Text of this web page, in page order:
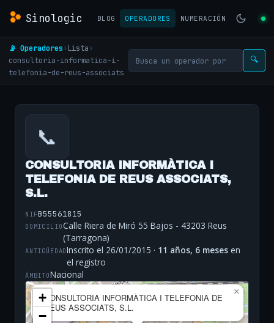
Sinologic BLOG OPERADORES NUMERACIÓN
📡 Operadores› Lista›
consultoria-informatica-i-
telefonia-de-reus-associats
🔍
📞
CONSULTORIA INFORMÀTICA I
TELEFONIA DE REUS ASSOCIATS,
S.L.
NIFB55561815
DOMICILIOCalle Riera de Miró 55 Bajos - 43203 Reus
(Tarragona)
ANTIGÜEDADInscrito el 26/01/2015 · 11 años, 6 meses en
el registro
ÁMBITONacional
CONSULTORIA INFORMÀTICA I TELEFONIA DE
REUS ASSOCIATS, S.L.
×
+
−